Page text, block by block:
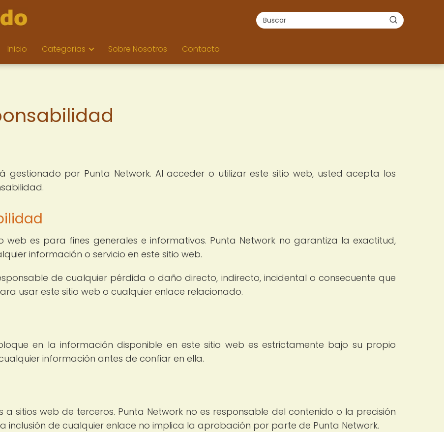
Inicio Categorías Sobre Nosotros Contacto
gestionado por Punta Network. Al acceder o utilizar este sitio web, usted acepta los
web es para fines generales e informativos. Punta Network no garantiza la exactitud,
información o servicio en este sitio web.
de cualquier pérdida o daño directo, indirecto, incidental o consecuente que
usar este sitio web o cualquier enlace relacionado.
en la información disponible en este sitio web es estrictamente bajo su propio
información antes de confiar en ella.
a sitios web de terceros. Punta Network no es responsable del contenido o la precisión
inclusión de cualquier enlace no implica la aprobación por parte de Punta Network.